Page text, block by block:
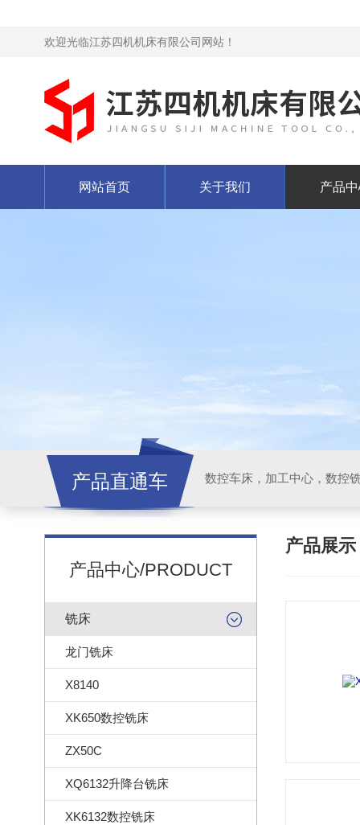
欢迎光临江苏四机机床有限公司网站！
网站首页 关于我们 产品
产品直通车
产品中心/PRODUCT
铣床
龙门铣床
X8140
XK650数控铣床
ZX50C
XQ6132升降台铣床
XK6132数控铣床
产品展示